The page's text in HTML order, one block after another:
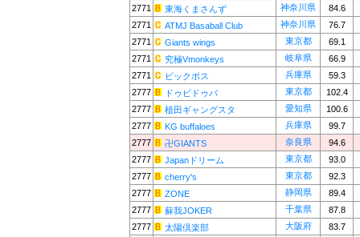
2771
東海くまさんず 神奈川県
84.6
2771
ATMJ Basaball Club 神奈川県
76.7
2771
Giants wings 東京都
69.1
2771
究極Vmonkeys 岐阜県
66.9
2771
ビックボス 兵庫県
59.3
2777
ドゥビドゥバ 東京都
102.4
2777
植田ギャングスタ 愛知県
100.6
2777
KG buffaloes 兵庫県
99.7
2777
卍GIANTS 奈良県
94.6
2777
Japanドリーム 東京都
93.0
2777
cherry's 東京都
92.3
2777
ZONE 静岡県
89.4
2777
蘇我JOKER 千葉県
87.8
2777
太陽倶楽部 大阪府
83.7